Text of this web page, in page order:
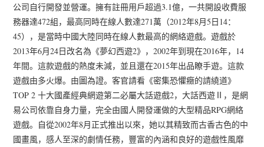
公司自行開發並營運。擁有註冊用戶超過3.1億，一共開設收費服
務器達472組，最高同時在線人數達271萬（2012年8月5日14：
45），是當時中國大陸同時在線人數最高的網絡遊戲。遊戲於
2013年6月24日改名為《夢幻西遊2》，2002年到現在2016年，14
年間。這款遊戲的熱度未減，並且還在2015年出品瞭手遊。這款
遊戲由多火爆。由圖為證。客官請看《密集恐懼癥的請繞道》
TOP 2 十大國產經典網遊第二必屬大話遊戲2，大話西遊Ⅱ，是網
易公司依靠自身力量，完全由國人開發運做的大型精品RPG網絡
遊戲。自從2002年8月正式推出以來，她以其精致而古香古色的中
國畫風，感人至深的劇情任務，豐富的內涵和良好的遊戲性風靡